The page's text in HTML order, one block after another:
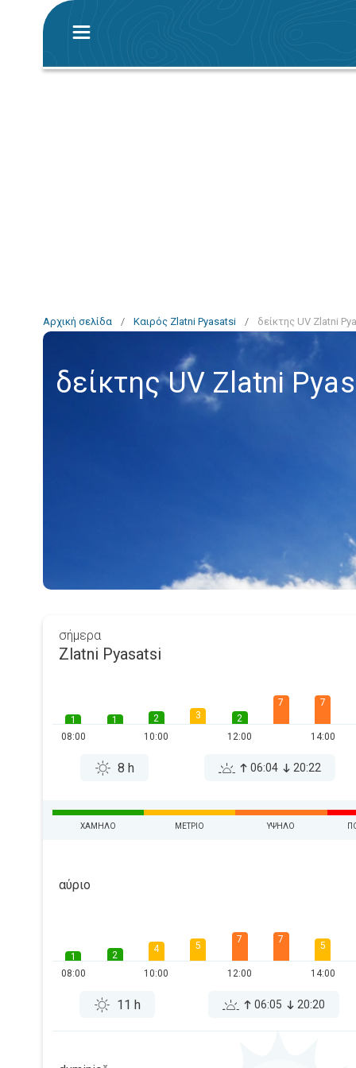
Αρχική σελίδα / Καιρός Zlatni Pyasatsi / δείκτης UV Zlatni
δείκτης UV Zlatni
σήμερα
Zlatni Pyasatsi
1
08:00
1
2
10:00
3
2
12:00
7 7
14:00
8 h 06:04 20:22
ΧΑΜΗΛΌ ΜΈΤΡΙΟ ΥΨΗΛΌ
αύριο
1
08:00
2
4
10:00
5
7
12:00
7
5
14:00
11 h 06:05 20:20